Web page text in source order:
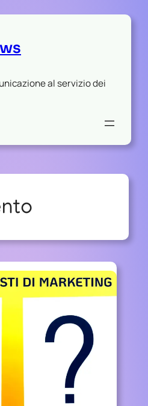
al servizio dei